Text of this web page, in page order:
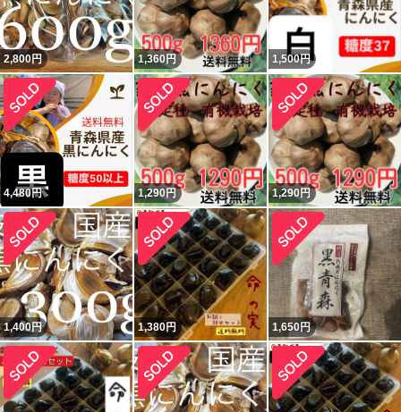
2,800円 1,360円 1,500円
4,480円 1,290円 1,290円
1,400円 1,380円 1,650円